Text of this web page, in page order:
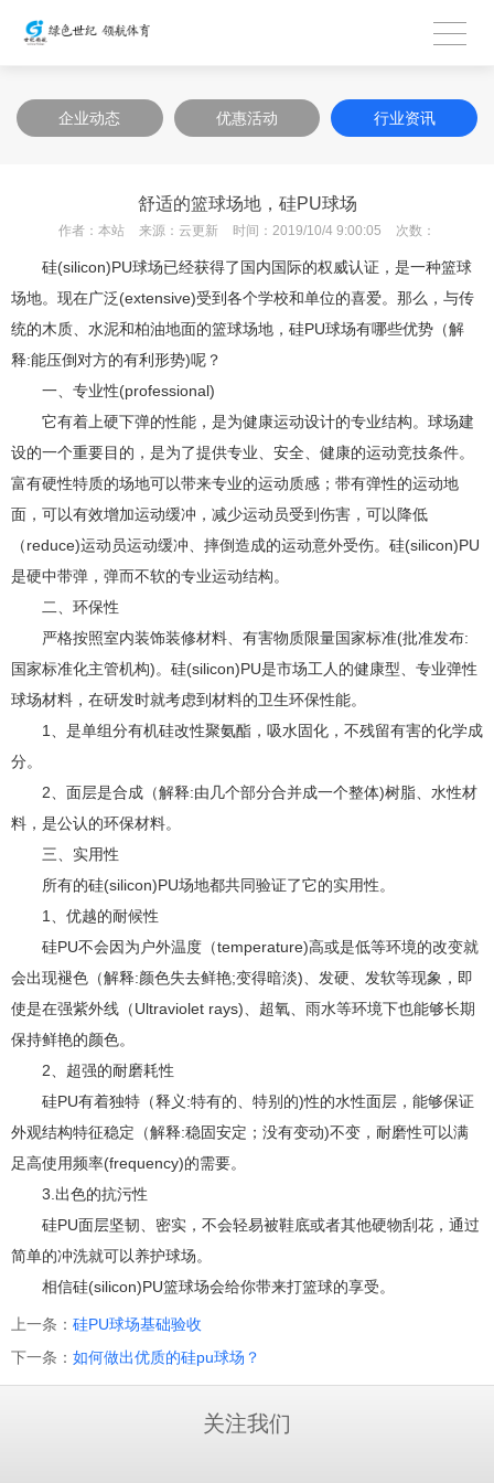
企业动态 优惠活动 行业资讯
舒适的篮球场地，硅PU球场
作者： 本站 来源： 云更新 时间： 2019/10/4 9:00:05 次数：
硅(silicon)PU球场已经获得了国内国际的权威认证，是一种篮球
场地。现在广泛(extensive)受到各个学校和单位的喜爱。那么，与传
统的木质、水泥和柏油地面的篮球场地，硅PU球场有哪些优势（解
释:能压倒对方的有利形势)呢？
一、专业性(professional)
它有着上硬下弹的性能，是为健康运动设计的专业结构。球场建
设的一个重要目的，是为了提供专业、安全、健康的运动竞技条件。
富有硬性特质的场地可以带来专业的运动质感；带有弹性的运动地
面，可以有效增加运动缓冲，减少运动员受到伤害，可以降低
（reduce)运动员运动缓冲、摔倒造成的运动意外受伤。硅(silicon)PU
是硬中带弹，弹而不软的专业运动结构。
二、环保性
严格按照室内装饰装修材料、有害物质限量国家标准(批准发布:
国家标准化主管机构)。硅(silicon)PU是市场工人的健康型、专业弹性
球场材料，在研发时就考虑到材料的卫生环保性能。
1、是单组分有机硅改性聚氨酯，吸水固化，不残留有害的化学成
分。
2、面层是合成（解释:由几个部分合并成一个整体)树脂、水性材
料，是公认的环保材料。
三、实用性
所有的硅(silicon)PU场地都共同验证了它的实用性。
1、优越的耐候性
硅PU不会因为户外温度（temperature)高或是低等环境的改变就
会出现褪色（解释:颜色失去鲜艳;变得暗淡)、发硬、发软等现象，即
使是在强紫外线（Ultraviolet rays)、超氧、雨水等环境下也能够长期
保持鲜艳的颜色。
2、超强的耐磨耗性
硅PU有着独特（释义:特有的、特别的)性的水性面层，能够保证
外观结构特征稳定（解释:稳固安定；没有变动)不变，耐磨性可以满
足高使用频率(frequency)的需要。
3.出色的抗污性
硅PU面层坚韧、密实，不会轻易被鞋底或者其他硬物刮花，通过
简单的冲洗就可以养护球场。
相信硅(silicon)PU篮球场会给你带来打篮球的享受。
上一条： 硅PU球场基础验收
下一条： 如何做出优质的硅pu球场？
关注我们